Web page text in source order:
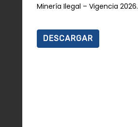
Minería Ilegal – Vigencia 2026.
DESCARGAR